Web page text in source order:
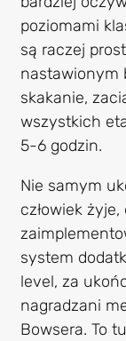
poziomami
są raczej
nastawionym
skakanie,
wszystkich
5-6 godzin.
Nie samym
człowiek
system
level, za
nagradzani
Bowsera. To